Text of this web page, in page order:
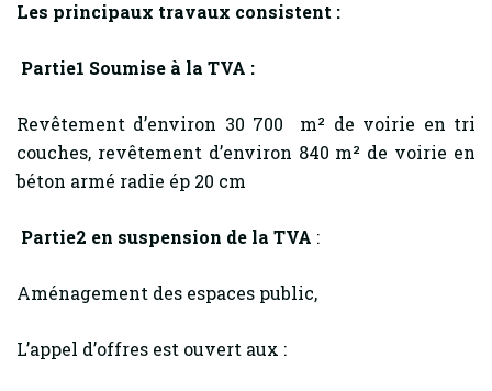
Les principaux travaux consistent :
Partie1 Soumise à la TVA :
Revêtement d’environ 30 700 m² de voirie en tri
couches, revêtement d’environ 840 m² de voirie en
béton armé radie ép 20 cm
Partie2 en suspension de la TVA :
Aménagement des espaces public,
L’appel d’offres est ouvert aux :